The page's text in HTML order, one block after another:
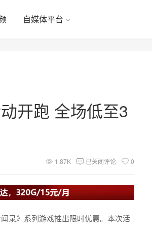
自媒体平台
开跑 全场低至3
1.87K 已关闭评论 0
录》系列游戏推出限时优惠。本次活